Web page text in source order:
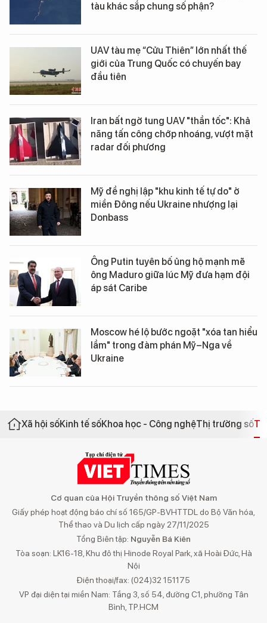
tàu khác sắp chung số phận?
UAV tàu mẹ “Cửu Thiên” lớn nhất thế
giới của Trung Quốc có chuyến bay
đầu tiên
Iran bất ngờ tung UAV "thần tốc": Khả
năng tấn công chớp nhoáng, vượt mặt
radar đối phương
Mỹ đề nghị lập "khu kinh tế tự do" ở
miền Đông nếu Ukraine nhượng lại
Donbass
Ông Putin tuyên bố ủng hộ mạnh mẽ
ông Maduro giữa lúc Mỹ đưa hạm đội
áp sát Caribe
Moscow hé lộ bước ngoặt "xóa tan hiểu
lầm" trong đàm phán Mỹ–Nga về
Ukraine
Xã hội sốKinh tế sốKhoa học - Công nghệThị trường số
Cơ quan của Hội Truyền thông số Việt Nam
Giấy phép hoạt động báo chí số 165/GP-BVHTTDL do Bộ Văn hóa,
Thể thao và Du lịch cấp ngày 27/11/2025
Tổng Biên tập: Nguyễn Bá Kiên
Tòa soạn: LK16-18, Khu đô thị Hinode Royal Park, xã Hoài Đức, Hà
Nội
Điện thoại/fax: (024)32 151175
VP đại diện tại miền Nam: Tầng 3, số 54, đường C1, phường Tân
Bình, TP.HCM